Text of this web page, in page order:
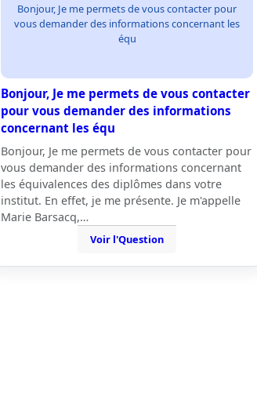
Bonjour, Je me permets de vous contacter pour
vous demander des informations concernant les
équ
Bonjour, Je me permets de vous contacter
pour vous demander des informations
concernant les équ
Bonjour, Je me permets de vous contacter pour
vous demander des informations concernant
les équivalences des diplômes dans votre
institut. En effet, je me présente. Je m'appelle
Marie Barsacq,…
Voir l'Question